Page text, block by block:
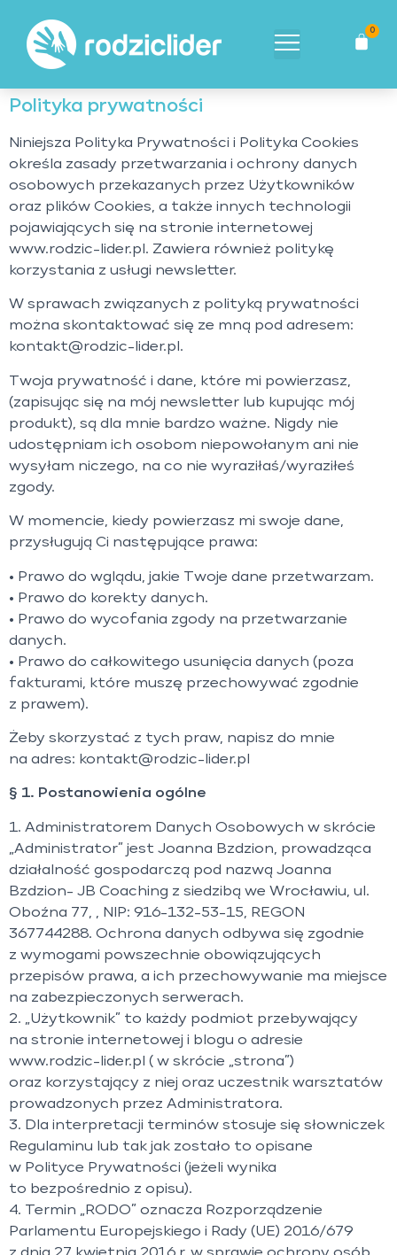
0
Polityka prywatności
Niniejsza Polityka Prywatności i Polityka Cookies
określa zasady przetwarzania i ochrony danych
osobowych przekazanych przez Użytkowników
oraz plików Cookies, a także innych technologii
pojawiających się na stronie internetowej
www.rodzic-lider.pl. Zawiera również politykę
korzystania z usługi newsletter.
W sprawach związanych z polityką prywatności
można skontaktować się ze mną pod adresem:
kontakt@rodzic-lider.pl.
Twoja prywatność i dane, które mi powierzasz,
(zapisując się na mój newsletter lub kupując mój
produkt), są dla mnie bardzo ważne. Nigdy nie
udostępniam ich osobom niepowołanym ani nie
wysyłam niczego, na co nie wyraziłaś/wyraziłeś
zgody.
W momencie, kiedy powierzasz mi swoje dane,
przysługują Ci następujące prawa:
• Prawo do wglądu, jakie Twoje dane przetwarzam.
• Prawo do korekty danych.
• Prawo do wycofania zgody na przetwarzanie
danych.
• Prawo do całkowitego usunięcia danych (poza
fakturami, które muszę przechowywać zgodnie
z prawem).
Żeby skorzystać z tych praw, napisz do mnie
na adres: kontakt@rodzic-lider.pl
§ 1. Postanowienia ogólne
1. Administratorem Danych Osobowych w skrócie
„Administrator” jest Joanna Bzdzion, prowadząca
działalność gospodarczą pod nazwą Joanna
Bzdzion- JB Coaching z siedzibą we Wrocławiu, ul.
Oboźna 77, , NIP: 916-132-53-15, REGON
367744288. Ochrona danych odbywa się zgodnie
z wymogami powszechnie obowiązujących
przepisów prawa, a ich przechowywanie ma miejsce
na zabezpieczonych serwerach.
2. „Użytkownik” to każdy podmiot przebywający
na stronie internetowej i blogu o adresie
www.rodzic-lider.pl ( w skrócie „strona”)
oraz korzystający z niej oraz uczestnik warsztatów
prowadzonych przez Administratora.
3. Dla interpretacji terminów stosuje się słowniczek
Regulaminu lub tak jak zostało to opisane
w Polityce Prywatności (jeżeli wynika
to bezpośrednio z opisu).
4. Termin „RODO” oznacza Rozporządzenie
Parlamentu Europejskiego i Rady (UE) 2016/679